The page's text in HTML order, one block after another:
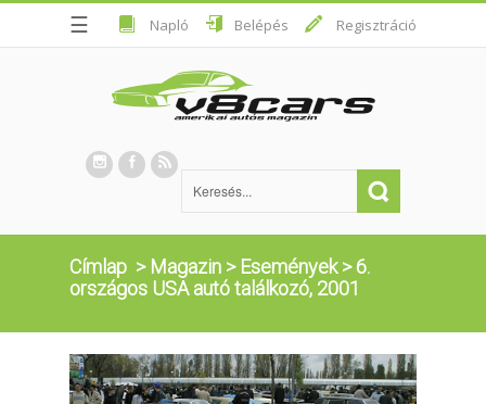
☰ Napló Belépés Regisztráció
Címlap > Magazin > Események>6.
országos USA autó találkozó, 2001